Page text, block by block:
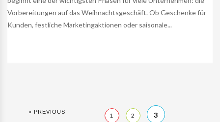
Vorbereitungen auf das Weihnachtsgeschäft. Ob Geschenke für
Kunden, festliche Marketingaktionen oder saisonale...
« PREVIOUS
1 2 3